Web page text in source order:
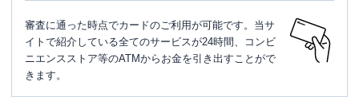
審査に通った時点でカードのご利用が可能です。当サ
イトで紹介している全てのサービスが24時間、コンビ
ニエンスストア等のATMからお金を引き出すことがで
きます。